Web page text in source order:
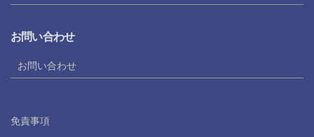
お問い合わせ
お問い合わせ
免責事項